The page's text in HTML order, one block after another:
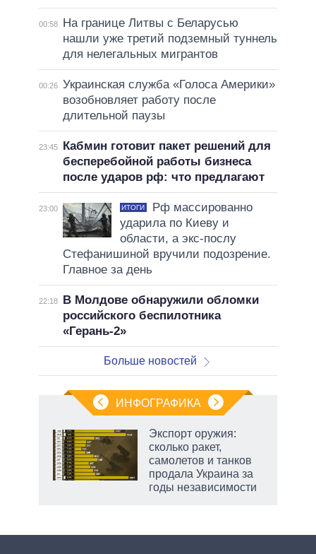
00:58
На границе Литвы с Беларусью
нашли уже третий подземный туннель
для нелегальных мигрантов
00:26 Украинская служба «Голоса Америки»
возобновляет работу после
длительной паузы
23:45
Кабмин готовит пакет решений для
бесперебойной работы бизнеса
после ударов рф: что предлагают
23:00 ИТОГИ
Рф массированно
ударила по Киеву и
области, а экс-послу
Стефанишиной вручили подозрение.
Главное за день
22:18
В Молдове обнаружили обломки
российского беспилотника
«Герань-2»
Больше новостей
ИНФОГРАФИКА
Экспорт оружия:
сколько ракет,
самолетов и танков
продала Украина за
годы независимости